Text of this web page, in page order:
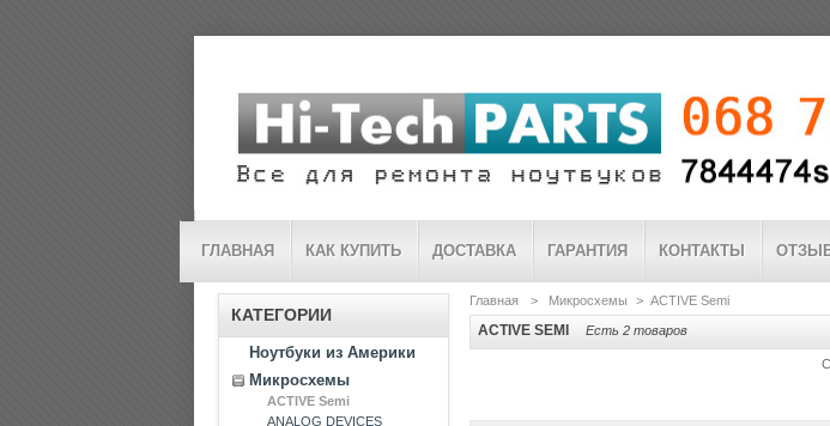
ГЛАВНАЯ КАК КУПИТЬ ДОСТАВКА ГАРАНТИЯ КОНТАКТЫ
КАТЕГОРИИ
Ноутбуки из Америки
Микросхемы
ACTIVE Semi
ANALOG DEVICES
Главная > Микросхемы > ACTIVE Semi
ACTIVE SEMI Есть 2 товаров